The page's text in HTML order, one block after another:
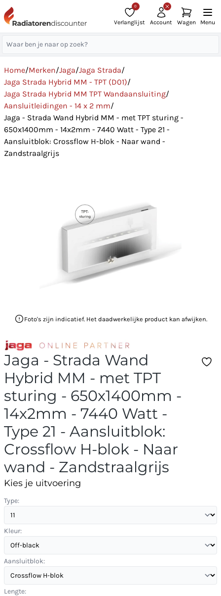
0
Verlanglijst Account Wagen Menu
Home/Merken/Jaga/Jaga Strada/
Jaga Strada Hybrid MM - TPT (D01)/
Jaga Strada Hybrid MM TPT Wandaansluiting/
Aansluitleidingen - 14 x 2 mm/
Jaga - Strada Wand Hybrid MM - met TPT sturing -
650x1400mm - 14x2mm - 7440 Watt - Type 21 -
Aansluitblok: Crossflow H-blok - Naar wand -
Zandstraalgrijs
Foto's zijn indicatief. Het daadwerkelijke product kan afwijken.
Jaga - Strada Wand
Hybrid MM - met TPT
sturing - 650x1400mm -
14x2mm - 7440 Watt -
Type 21 - Aansluitblok:
Crossflow H-blok - Naar
wand - Zandstraalgrijs
Kies je uitvoering
Type:
Kleur:
Aansluitblok:
Lengte: